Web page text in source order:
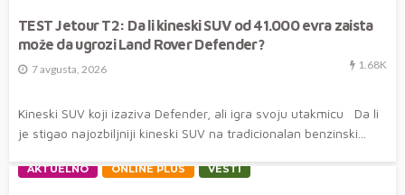
TEST Jetour T2: Da li kineski SUV od 41.000 evra zaista
može da ugrozi Land Rover Defender?
7 avgusta, 2026 1.68K
Kineski SUV koji izaziva Defender, ali igra svoju utakmicu Da li
je stigao najozbiljniji kineski SUV na tradicionalan benzinski...
AKTUELNO ONLINE PLUS VESTI